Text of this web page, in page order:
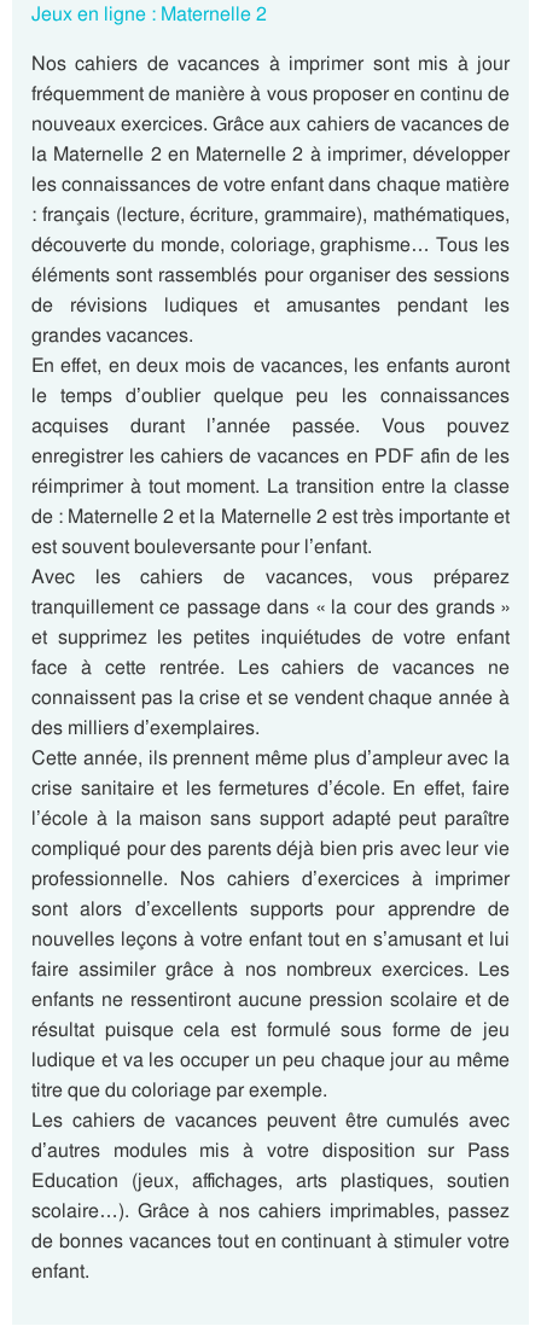
Jeux en ligne : Maternelle 2
Nos cahiers de vacances à imprimer sont mis à jour
fréquemment de manière à vous proposer en continu de
nouveaux exercices. Grâce aux cahiers de vacances de
la Maternelle 2 en Maternelle 2 à imprimer, développer
les connaissances de votre enfant dans chaque matière
: français (lecture, écriture, grammaire), mathématiques,
découverte du monde, coloriage, graphisme… Tous les
éléments sont rassemblés pour organiser des sessions
de révisions ludiques et amusantes pendant les
grandes vacances.
En effet, en deux mois de vacances, les enfants auront
le temps d’oublier quelque peu les connaissances
acquises durant l’année passée. Vous pouvez
enregistrer les cahiers de vacances en PDF afin de les
réimprimer à tout moment. La transition entre la classe
de : Maternelle 2 et la Maternelle 2 est très importante et
est souvent bouleversante pour l’enfant.
Avec les cahiers de vacances, vous préparez
tranquillement ce passage dans « la cour des grands »
et supprimez les petites inquiétudes de votre enfant
face à cette rentrée. Les cahiers de vacances ne
connaissent pas la crise et se vendent chaque année à
des milliers d’exemplaires.
Cette année, ils prennent même plus d’ampleur avec la
crise sanitaire et les fermetures d’école. En effet, faire
l’école à la maison sans support adapté peut paraître
compliqué pour des parents déjà bien pris avec leur vie
professionnelle. Nos cahiers d’exercices à imprimer
sont alors d’excellents supports pour apprendre de
nouvelles leçons à votre enfant tout en s’amusant et lui
faire assimiler grâce à nos nombreux exercices. Les
enfants ne ressentiront aucune pression scolaire et de
résultat puisque cela est formulé sous forme de jeu
ludique et va les occuper un peu chaque jour au même
titre que du coloriage par exemple.
Les cahiers de vacances peuvent être cumulés avec
d’autres modules mis à votre disposition sur Pass
Education (jeux, affichages, arts plastiques, soutien
scolaire…). Grâce à nos cahiers imprimables, passez
de bonnes vacances tout en continuant à stimuler votre
enfant.